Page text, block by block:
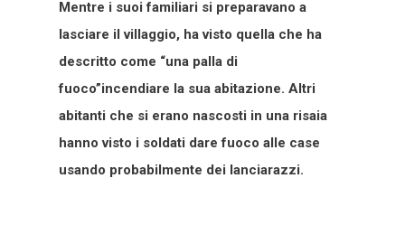
Mentre i suoi familiari si preparavano a
lasciare il villaggio, ha visto quella che ha
descritto come “una palla di
fuoco”incendiare la sua abitazione. Altri
abitanti che si erano nascosti in una risaia
hanno visto i soldati dare fuoco alle case
usando probabilmente dei lanciarazzi.